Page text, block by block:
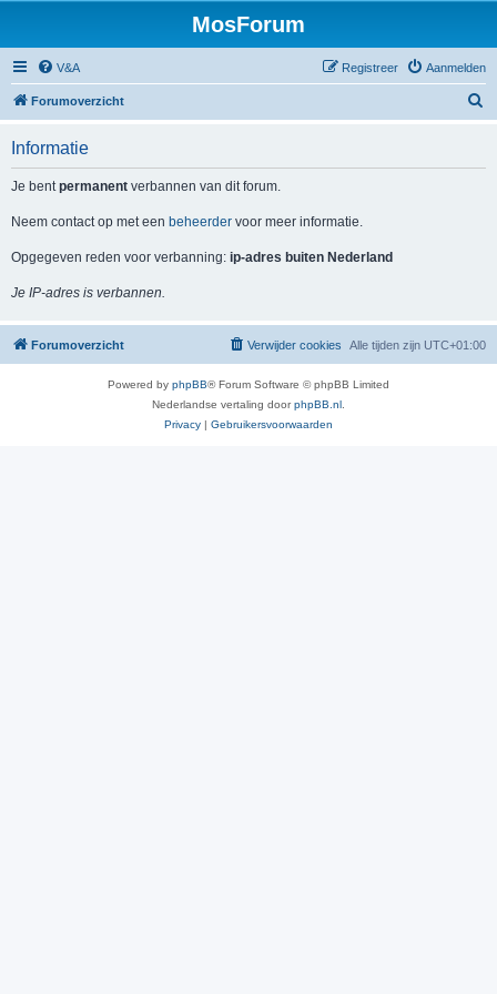
MosForum
V&A Aanmelden
Registreer
Forumoverzicht
Informatie
Je bentpermanent verbannen van dit forum.
Neem contact op met een beheerder voor meer informatie.
Opgegeven reden voor verbanning: ip-adres buiten Nederland
Je IP-adres is verbannen.
Forumoverzicht Alle tijden zijn UTC+01:00
Verwijder cookies
Powered by phpBB® Forum Software © phpBB Limited
Nederlandse vertaling doorphpBB.nl
Privacy | Gebruikersvoorwaarden